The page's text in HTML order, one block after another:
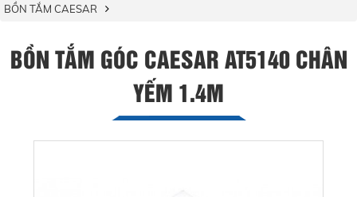
BỒN TẮM CAESAR
BỒN TẮM GÓC CAESAR AT5140 CHÂN
YẾM 1.4M